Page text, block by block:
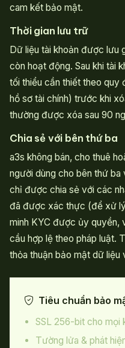
cam kết bảo mật.
Thời gian lưu trữ
Dữ liệu tài khoản được lưu
còn hoạt động. Sau khi tài
tối thiểu cần thiết theo quy
hồ sơ tài chính) trước khi
thường được xóa sau 90
Chia sẻ với bên thứ ba
a3s không bán, cho thuê
người dùng cho bên thứ
chỉ được chia sẻ với các
đã được xác thực (để xử
minh KYC được ủy quyền,
cầu hợp lệ theo pháp luật.
thỏa thuận bảo mật dữ liệu
Tiêu chuẩn bảo
SSL 256-bit cho mọi
Tường lửa & phát